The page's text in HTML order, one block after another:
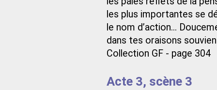
les plus importantes se
le nom d’action...
dans tes oraisons
Collection GF - page 304
Acte 3, scène 3